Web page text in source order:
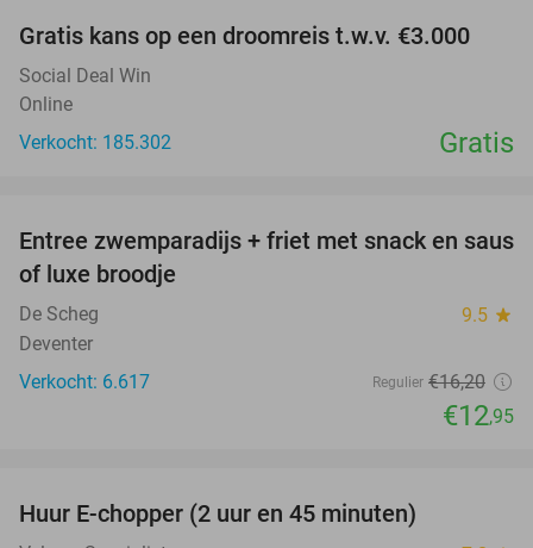
Gratis kans op een droomreis t.w.v. €3.000
Social Deal Win
Online
Verkocht: 185.302
Gratis
20%
Entree zwemparadijs + friet met snack en saus
of luxe broodje
De Scheg 9.5 star
Deventer
Verkocht: 6.617
Regulier €16,20
€12,95
Huur E-chopper (2 uur en 45 minuten)